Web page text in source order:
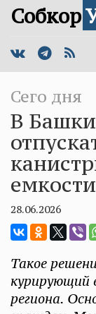
Собкор
Сего дня
В
емкости
28.06.2026
Такое
курирующий
региона.